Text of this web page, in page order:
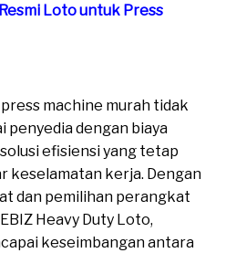
Loto untuk Press
machine murah tidak
penyedia dengan biaya
efisiensi yang tetap
keselamatan kerja. Dengan
dan pemilihan perangkat
Heavy Duty Loto,
keseimbangan antara